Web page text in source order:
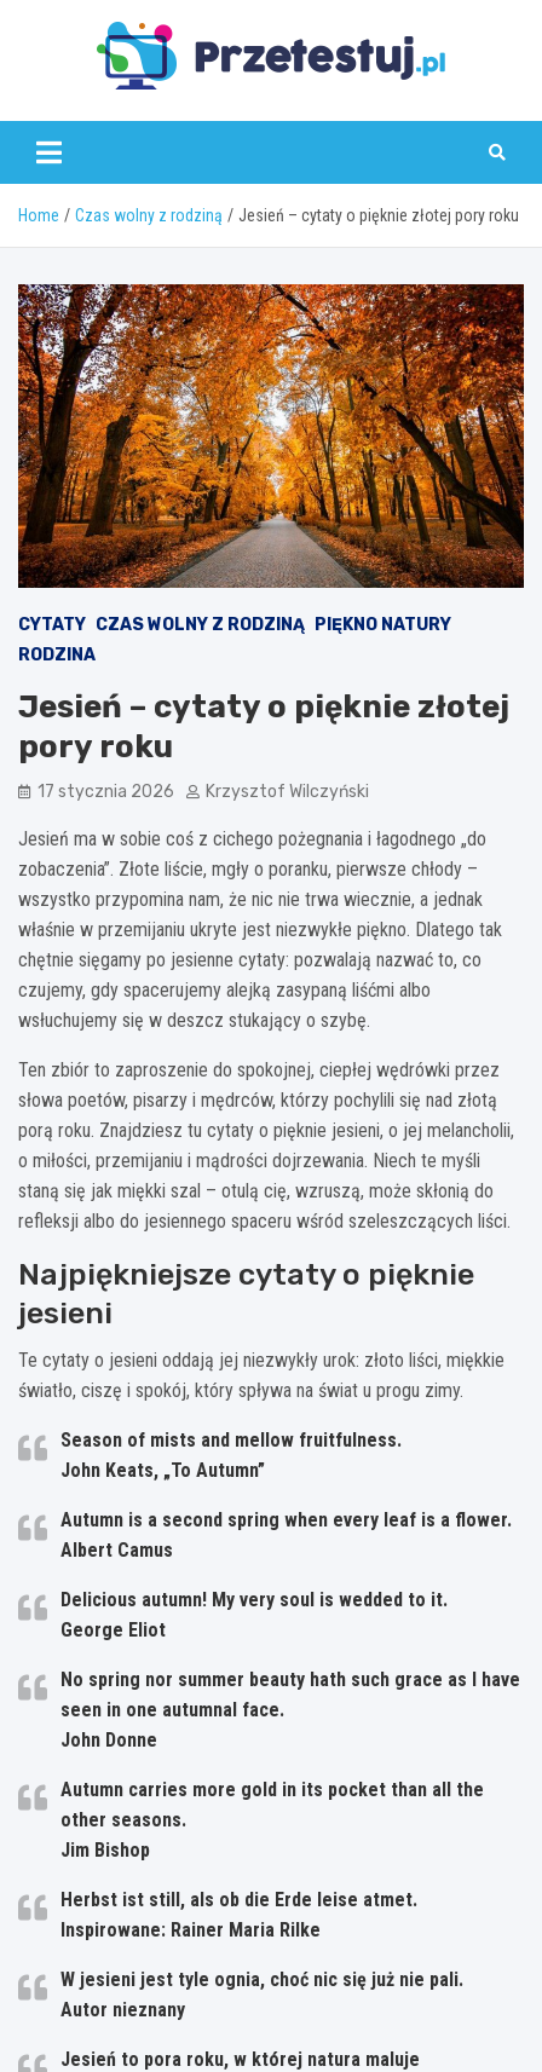
przetestuj.pl
Home Czas wolny z rodziną Jesień – cytaty o pięknie złotej pory roku
CYTATY CZAS WOLNY Z RODZINĄ
PIĘKNO NATURY
RODZINA
Jesień – cytaty o pięknie złotej
pory roku
17 stycznia 2026 Krzysztof Wilczyński
Jesień ma w sobie coś z cichego pożegnania i łagodnego „do
zobaczenia”. Złote liście, mgły o poranku, pierwsze chłody –
wszystko przypomina nam, że nic nie trwa wiecznie, a jednak
właśnie w przemijaniu ukryte jest niezwykłe piękno. Dlatego tak
chętnie sięgamy po jesienne cytaty: pozwalają nazwać to, co
czujemy, gdy spacerujemy alejką zasypaną liśćmi albo
wsłuchujemy się w deszcz stukający o szybę.
Ten zbiór to zaproszenie do spokojnej, ciepłej wędrówki przez
słowa poetów, pisarzy i mędrców, którzy pochylili się nad złotą
porą roku. Znajdziesz tu cytaty o pięknie jesieni, o jej melancholii,
o miłości, przemijaniu i mądrości dojrzewania. Niech te myśli
staną się jak miękki szal – otulą cię, wzruszą, może skłonią do
refleksji albo do jesiennego spaceru wśród szeleszczących liści.
Najpiękniejsze cytaty o pięknie
jesieni
Te cytaty o jesieni oddają jej niezwykły urok: złoto liści, miękkie
światło, ciszę i spokój, który spływa na świat u progu zimy.
Season of mists and mellow fruitfulness.
John Keats, „To Autumn”
Autumn is a second spring when every leaf is a flower.
Albert Camus
Delicious autumn! My very soul is wedded to it.
George Eliot
No spring nor summer beauty hath such grace as I have
seen in one autumnal face.
John Donne
Autumn carries more gold in its pocket than all the
other seasons.
Jim Bishop
Herbst ist still, als ob die Erde leise atmet.
Inspirowane: Rainer Maria Rilke
W jesieni jest tyle ognia, choć nic się już nie pali.
Autor nieznany
Jesień to pora roku, w której natura maluje